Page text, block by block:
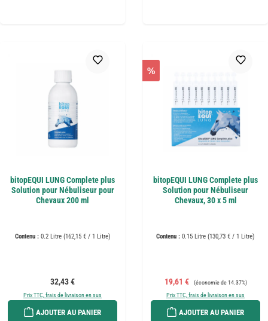
bitopEQUI LUNG Complete plus
Solution pour Nébuliseur pour
Chevaux 200 ml
Contenu : 0.2 Litre (162,15 € / 1 Litre)
Prix régulier :
32,43 €
Prix TTC, frais de livraison en sus
AJOUTER AU PANIER
%
bitopEQUI LUNG Complete plus
Solution pour Nébuliseur
Chevaux, 30 x 5 ml
Contenu : 0.15 Litre (130,73 € / 1 Litre)
Prix de vente :
19,61 € Prix régulier :
(économie de 14.37%)
Prix TTC, frais de livraison en sus
AJOUTER AU PANIER